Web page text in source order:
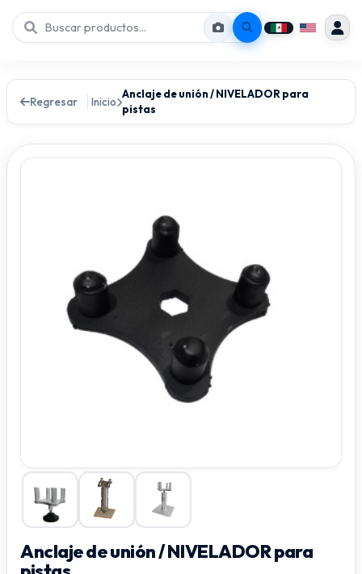
Regresar Inicio
Anclaje de unión / NIVELADOR para
pistas
Anclaje de unión / NIVELADOR para